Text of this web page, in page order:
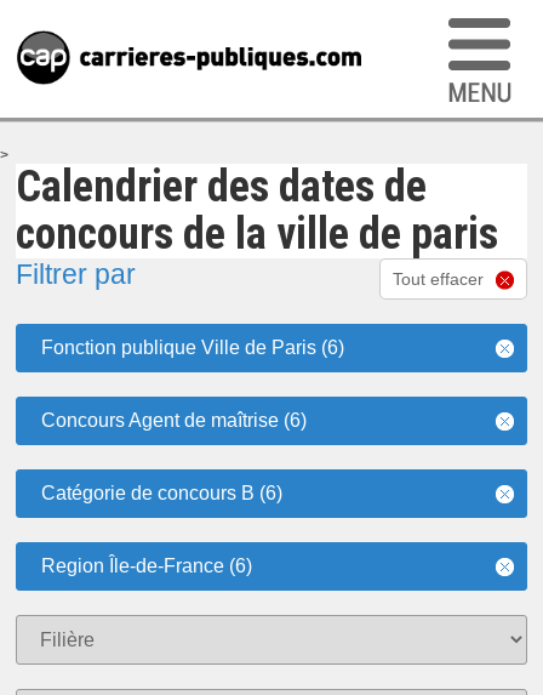
>
Calendrier des dates de
concours de la ville de paris
Filtrer par Tout effacer
Fonction publique Ville de Paris (6)
Concours Agent de maîtrise (6)
Catégorie de concours B (6)
Region Île-de-France (6)